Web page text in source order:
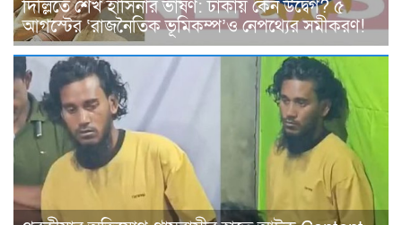
দিল্লিতে শেখ হাসিনার ভাষণ: ঢাকায় কেন উদ্বেগ? ৫
আগস্টের ‘রাজনৈতিক ভূমিকম্প’ও নেপথ্যের সমীকরণ!